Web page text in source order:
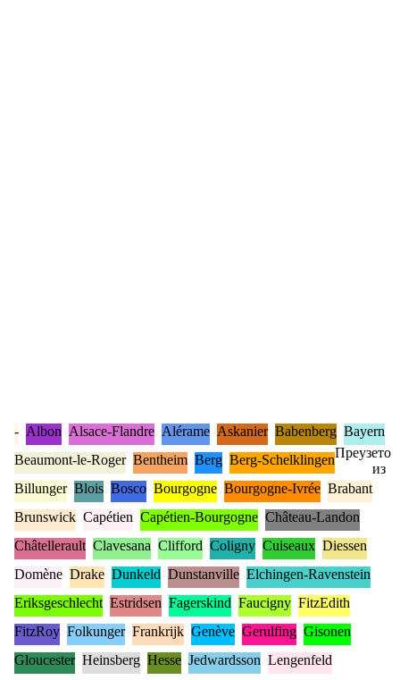
- Albon Alsace-Flandre Alérame Askanier Babenberg Bayern
Beaumont-le-Roger Bentheim Berg Berg-Schelklingen
Billunger Blois Bosco Bourgogne Bourgogne-Ivrée Brabant
Brunswick Capétien Capétien-Bourgogne Château-Landon
Châtellerault Clavesana Clifford Coligny Cuiseaux Diessen
Domène Drake Dunkeld Dunstanville Elchingen-Ravenstein
Eriksgeschlecht Estridsen Fagerskind Faucigny FitzEdith
FitzRoy Folkunger Frankrijk Genève Gerulfing Gisonen
Gloucester Heinsberg Hesse Jedwardsson Lengenfeld
Преузето
из